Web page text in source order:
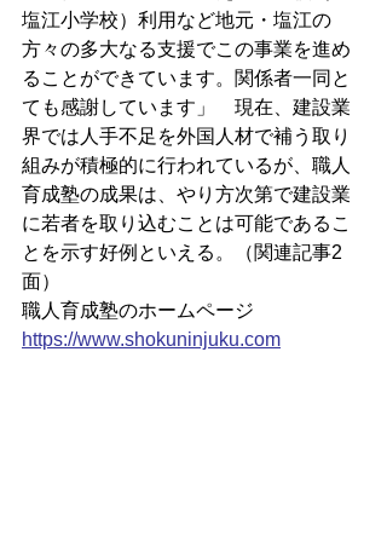
塩江小学校）利用など地元・塩江の
方々の多大なる支援でこの事業を進め
ることができています。関係者一同と
ても感謝しています」　現在、建設業
界では人手不足を外国人材で補う取り
組みが積極的に行われているが、職人
育成塾の成果は、やり方次第で建設業
に若者を取り込むことは可能であるこ
とを示す好例といえる。（関連記事2
面）
職人育成塾のホームページ
https://www.shokuninjuku.com